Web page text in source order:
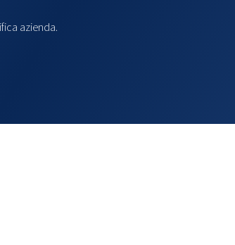
azienda.